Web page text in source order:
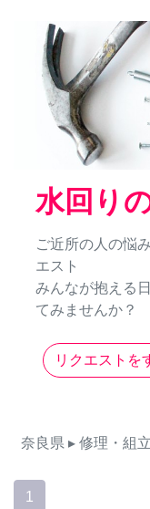
水回り
ご近所の人の悩
エスト
みんなが抱える
てみませんか？
リクエストを
奈良県 ▸ 修理・組立
1